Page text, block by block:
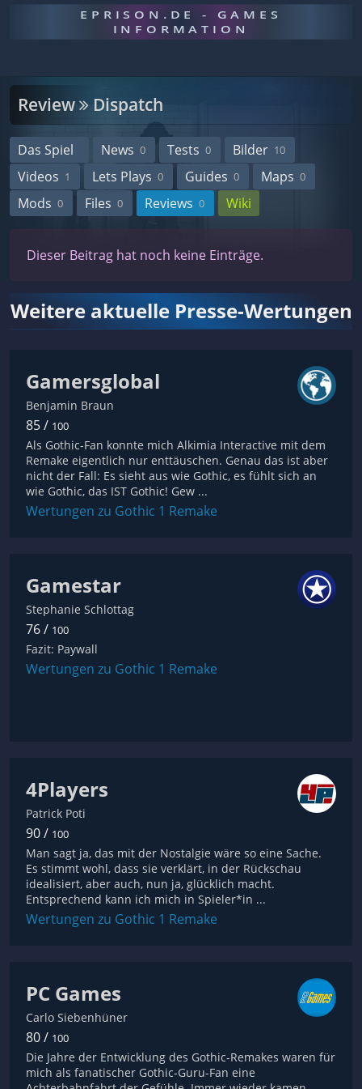
EPRISON.DE - GAMES
INFORMATION
Review Dispatch
Das Spiel News 0 Tests 0 Bilder 10
Videos 1 Lets Plays 0 Guides 0 Maps 0
Mods 0 Files 0 Reviews 0 Wiki
Dieser Beitrag hat noch keine Einträge.
Weitere aktuelle Presse-Wertungen
Gamersglobal
Benjamin Braun
85 / 100
Als Gothic-Fan konnte mich Alkimia Interactive mit dem
Remake eigentlich nur enttäuschen. Genau das ist aber
nicht der Fall: Es sieht aus wie Gothic, es fühlt sich an
wie Gothic, das IST Gothic! Gew ...
Wertungen zu Gothic 1 Remake
Gamestar
Stephanie Schlottag
76 / 100
Fazit: Paywall
Wertungen zu Gothic 1 Remake
4Players
Patrick Poti
90 / 100
Man sagt ja, das mit der Nostalgie wäre so eine Sache.
Es stimmt wohl, dass sie verklärt, in der Rückschau
idealisiert, aber auch, nun ja, glücklich macht.
Entsprechend kann ich mich in Spieler*in ...
Wertungen zu Gothic 1 Remake
PC Games
Carlo Siebenhüner
80 / 100
Die Jahre der Entwicklung des Gothic-Remakes waren für
mich als fanatischer Gothic-Guru-Fan eine